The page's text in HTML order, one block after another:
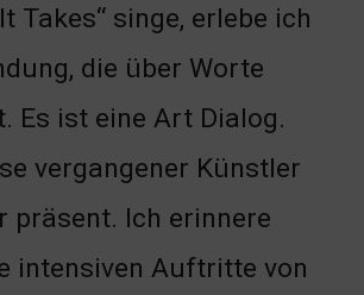
Takes“ singe, erlebe ich
die über Worte
Es ist eine Art Dialog.
vergangener Künstler
präsent. Ich erinnere
intensiven Auftritte von